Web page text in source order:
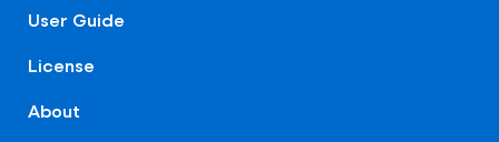
User Guide
License
About